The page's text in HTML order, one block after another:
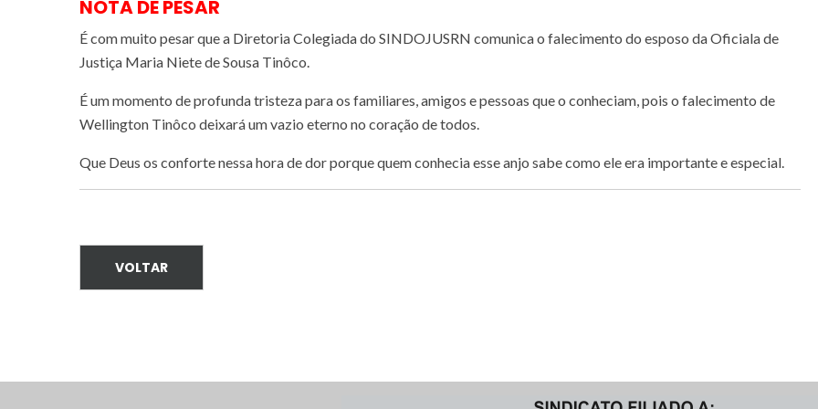
NOTA DE PESAR
É com muito pesar que a Diretoria Colegiada do SINDOJUSRN comunica o falecimento do esposo da Oficiala de
Justiça Maria Niete de Sousa Tinôco.
É um momento de profunda tristeza para os familiares, amigos e pessoas que o conheciam, pois o falecimento de
Wellington Tinôco deixará um vazio eterno no coração de todos.
Que Deus os conforte nessa hora de dor porque quem conhecia esse anjo sabe como ele era importante e especial.
VOLTAR